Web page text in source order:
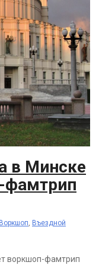
в Минске
фамтрип
Воркшоп, Въездной
воркшоп-фамтрип